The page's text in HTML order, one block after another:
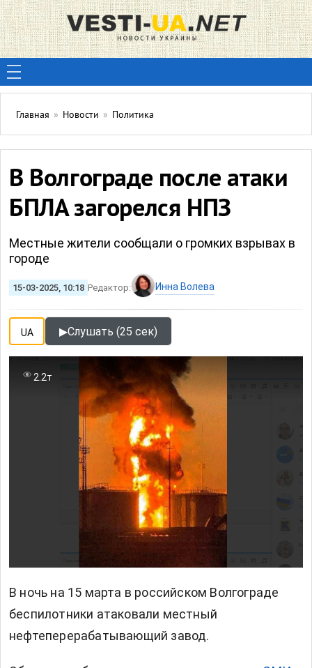
Главная » Новости » Политика
В Волгограде после атаки
БПЛА загорелся НПЗ
Местные жители сообщали о громких взрывах в
городе
15-03-2025, 10:18 Редактор: Инна Волева
UA ▶Слушать (25 сек)
2.2т
В ночь на 15 марта в российском Волгограде
беспилотники атаковали местный
нефтеперерабатывающий завод.